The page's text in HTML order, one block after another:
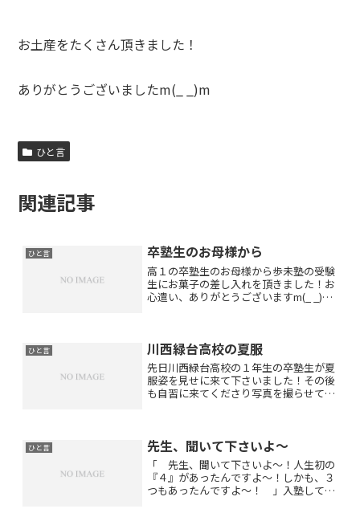
お土産をたくさん頂きました！
ありがとうございましたm(_ _)m
ひと言
関連記事
ひと言 卒塾生のお母様から
高１の卒塾生のお母様から歩未塾の受験
生にお菓子の差し入れを頂きました！お
心遣い、ありがとうございますm(_ _)m
卒塾生のお...
ひと言 川西緑台高校の夏服
先日川西緑台高校の１年生の卒塾生が夏
服姿を見せに来て下さいました！その後
も自習に来てくださり写真を撮らせてい
ひと言 先生、聞いて下さいよ〜
「 先生、聞いて下さいよ〜！人生初の
『４』があったんですよ〜！しかも、３
つもあったんですよ〜！ 」入塾して